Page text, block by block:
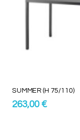
consiglia di
SUMMER (H 75/110)
263,00 €